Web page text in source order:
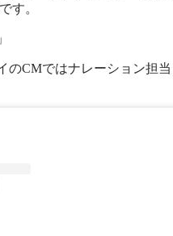
す。
のCMではナレーション担当